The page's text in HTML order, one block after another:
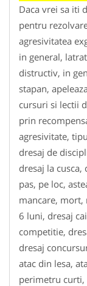
Daca vrei sa iti
pentru
agresivitatea
in general,
distructiv, in
stapan,
cursuri si lectii
prin
agresivitate,
dresaj de
dresaj la cusca,
pas, pe loc,
mancare, mort,
6 luni, dresaj
competitie,
dresaj
atac din lesa,
perimetru curti,